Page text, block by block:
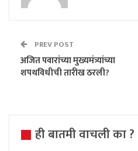
PREV POST
अजित पवारांच्या मुख्यमंत्र्यांच्या
शपथविधीची तारीख ठरली?
ही बातमी वाचली का ?